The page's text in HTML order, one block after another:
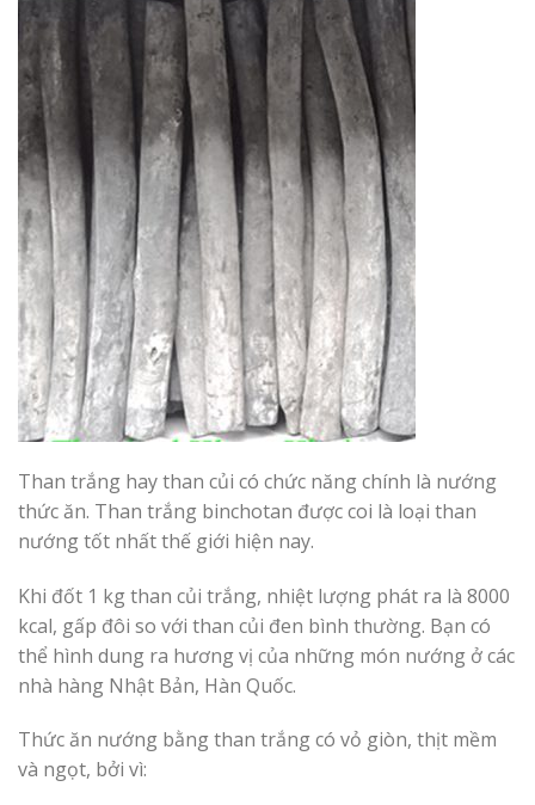
Than trắng hay than củi có chức năng chính là nướng
thức ăn. Than trắng binchotan được coi là loại than
nướng tốt nhất thế giới hiện nay.
Khi đốt 1 kg than củi trắng, nhiệt lượng phát ra là 8000
kcal, gấp đôi so với than củi đen bình thường. Bạn có
thể hình dung ra hương vị của những món nướng ở các
nhà hàng Nhật Bản, Hàn Quốc.
Thức ăn nướng bằng than trắng có vỏ giòn, thịt mềm
và ngọt, bởi vì: